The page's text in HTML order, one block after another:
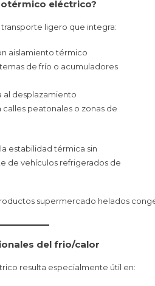
eléctrico?
ligero que integra:
aislamiento térmico
de frío o acumuladores
al desplazamiento
peatonales o zonas de
estabilidad térmica sin
de vehículos refrigerados de
del frio/calor
resulta especialmente útil en: